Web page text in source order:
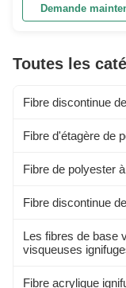
clothing. Made from
Aloe Fiber, this product
from other options on
Demande
Toutes les
Fibre discontinue
Fibre d'étagère de
Fibre de polyester
Fibre discontinue
Les fibres de base
visqueuses
Fibre acrylique